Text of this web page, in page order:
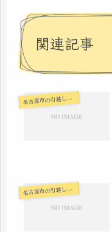
関連記事
名 古屋市の引越し料金・代金相場・見積り情報
名 古屋市の引越し料金・代金相場・見積り情報